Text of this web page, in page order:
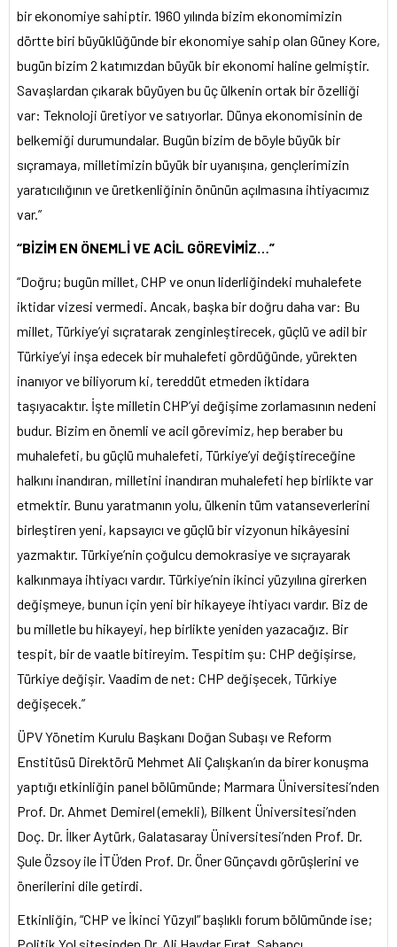
bir ekonomiye sahiptir. 1960 yılında bizim ekonomimizin
dörtte biri büyüklüğünde bir ekonomiye sahip olan Güney Kore,
bugün bizim 2 katımızdan büyük bir ekonomi haline gelmiştir.
Savaşlardan çıkarak büyüyen bu üç ülkenin ortak bir özelliği
var: Teknoloji üretiyor ve satıyorlar. Dünya ekonomisinin de
belkemiği durumundalar. Bugün bizim de böyle büyük bir
sıçramaya, milletimizin büyük bir uyanışına, gençlerimizin
yaratıcılığının ve üretkenliğinin önünün açılmasına ihtiyacımız
var.”
“BİZİM EN ÖNEMLİ VE ACİL GÖREVİMİZ…”
“Doğru; bugün millet, CHP ve onun liderliğindeki muhalefete
iktidar vizesi vermedi. Ancak, başka bir doğru daha var: Bu
millet, Türkiye’yi sıçratarak zenginleştirecek, güçlü ve adil bir
Türkiye’yi inşa edecek bir muhalefeti gördüğünde, yürekten
inanıyor ve biliyorum ki, tereddüt etmeden iktidara
taşıyacaktır. İşte milletin CHP’yi değişime zorlamasının nedeni
budur. Bizim en önemli ve acil görevimiz, hep beraber bu
muhalefeti, bu güçlü muhalefeti, Türkiye’yi değiştireceğine
halkını inandıran, milletini inandıran muhalefeti hep birlikte var
etmektir. Bunu yaratmanın yolu, ülkenin tüm vatanseverlerini
birleştiren yeni, kapsayıcı ve güçlü bir vizyonun hikâyesini
yazmaktır. Türkiye’nin çoğulcu demokrasiye ve sıçrayarak
kalkınmaya ihtiyacı vardır. Türkiye’nin ikinci yüzyılına girerken
değişmeye, bunun için yeni bir hikayeye ihtiyacı vardır. Biz de
bu milletle bu hikayeyi, hep birlikte yeniden yazacağız. Bir
tespit, bir de vaatle bitireyim. Tespitim şu: CHP değişirse,
Türkiye değişir. Vaadim de net: CHP değişecek, Türkiye
değişecek.”
ÜPV Yönetim Kurulu Başkanı Doğan Subaşı ve Reform
Enstitüsü Direktörü Mehmet Ali Çalışkan’ın da birer konuşma
yaptığı etkinliğin panel bölümünde; Marmara Üniversitesi’nden
Prof. Dr. Ahmet Demirel (emekli), Bilkent Üniversitesi’nden
Doç. Dr. İlker Aytürk, Galatasaray Üniversitesi’nden Prof. Dr.
Şule Özsoy ile İTÜ’den Prof. Dr. Öner Günçavdı görüşlerini ve
önerilerini dile getirdi.
Etkinliğin, “CHP ve İkinci Yüzyıl” başlıklı forum bölümünde ise;
Politik Yol sitesinden Dr. Ali Haydar Fırat, Sabancı